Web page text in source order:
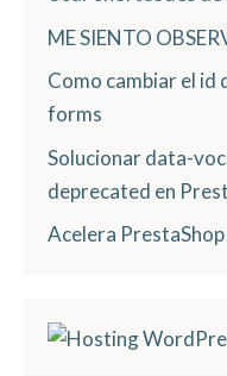
ME SIENTO
Como cambiar el id
forms
Solucionar data-
deprecated en
Acelera